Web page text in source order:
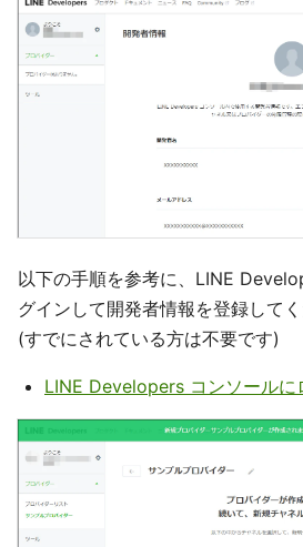
以下の手順を参考に、LINE
グインして開発者情報を登録してく
(すでにされている方は不要です)
LINE Developers コンソールに